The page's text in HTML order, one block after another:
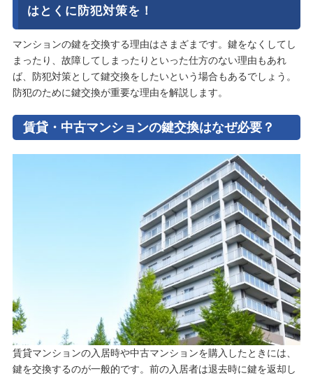
はとくに防犯対策を！
マンションの鍵を交換する理由はさまざまです。鍵をなくしてし
まったり、故障してしまったりといった仕方のない理由もあれ
ば、防犯対策として鍵交換をしたいという場合もあるでしょう。
防犯のために鍵交換が重要な理由を解説します。
賃貸・中古マンションの鍵交換はなぜ必要？
賃貸マンションの入居時や中古マンションを購入したときには、
鍵を交換するのが一般的です。前の入居者は退去時に鍵を返却し